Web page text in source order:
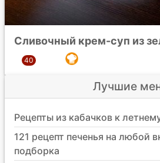
Сливочный крем-суп из
Лучшие
Рецепты из кабачков к
121 рецепт печенья на любой
подборка